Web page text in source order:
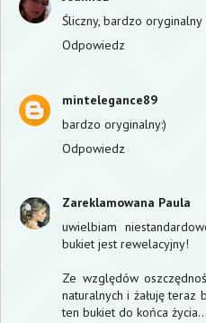
Śliczny, bardzo oryginalny
Odpowiedz
mintelegance89
bardzo oryginalny:)
Odpowiedz
Zareklamowana Paula
uwielbiam
bukiet jest rewelacyjny!
Ze względów
naturalnych i żałuję teraz
ten bukiet do końca